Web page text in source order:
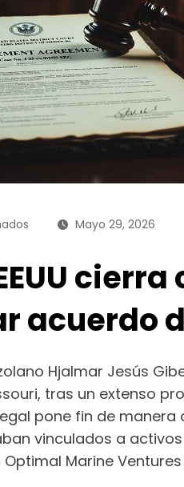
Mayo 29, 2026
acuerdo
Hjalmar Jesús
tras un extenso
pone fin de
vinculados a
Marine